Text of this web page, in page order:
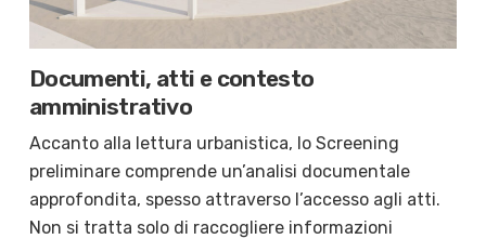
Documenti, atti e contesto
amministrativo
Accanto alla lettura urbanistica, lo Screening
preliminare comprende un’analisi documentale
approfondita, spesso attraverso l’accesso agli atti.
Non si tratta solo di raccogliere informazioni